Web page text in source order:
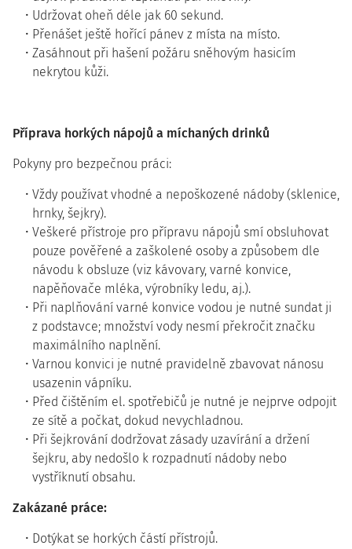
Udržovat oheň déle jak 60 sekund.
Přenášet ještě hořící pánev z místa na místo.
Zasáhnout při hašení požáru sněhovým hasicím
nekrytou kůži.
Příprava horkých nápojů a míchaných drinků
Pokyny pro bezpečnou práci:
Vždy používat vhodné a nepoškozené nádoby (sklenice,
hrnky, šejkry).
Veškeré přístroje pro přípravu nápojů smí obsluhovat
pouze pověřené a zaškolené osoby a způsobem dle
návodu k obsluze (viz kávovary, varné konvice,
napěňovače mléka, výrobníky ledu, aj.).
Při naplňování varné konvice vodou je nutné sundat ji
z podstavce; množství vody nesmí překročit značku
maximálního naplnění.
Varnou konvici je nutné pravidelně zbavovat nánosu
usazenin vápníku.
Před čištěním el. spotřebičů je nutné je nejprve odpojit
ze sítě a počkat, dokud nevychladnou.
Při šejkrování dodržovat zásady uzavírání a držení
šejkru, aby nedošlo k rozpadnutí nádoby nebo
vystříknutí obsahu.
Zakázané práce:
Dotýkat se horkých částí přístrojů.